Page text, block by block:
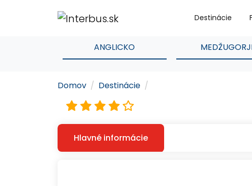
Destinácie
ANGLICKO
Domov Destinácie
Hlavné informácie